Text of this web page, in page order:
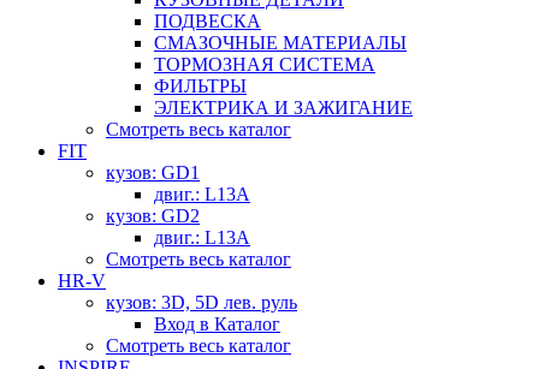
ПОДВЕСКА
СМАЗОЧНЫЕ МАТЕРИАЛЫ
ТОРМОЗНАЯ СИСТЕМА
ФИЛЬТРЫ
ЭЛЕКТРИКА И ЗАЖИГАНИЕ
Смотреть весь каталог
FIT
кузов: GD1
двиг.: L13A
кузов: GD2
двиг.: L13A
Смотреть весь каталог
HR-V
кузов: 3D, 5D лев. руль
Вход в Каталог
Смотреть весь каталог